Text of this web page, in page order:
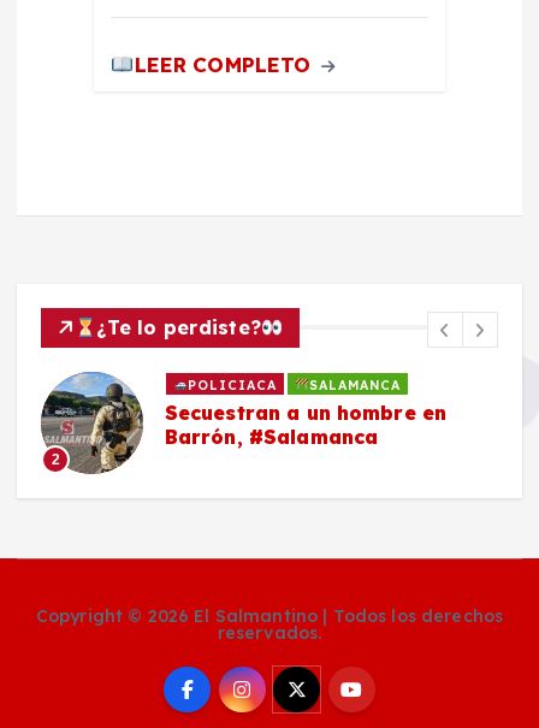
LEER COMPLETO
¿Te lo perdiste?
2
POLICIACA SALAMANCA
Secuestran a un hombre en
Barrón, #Salamanca
Copyright © 2026 El Salmantino | Todos los derechos
reservados.